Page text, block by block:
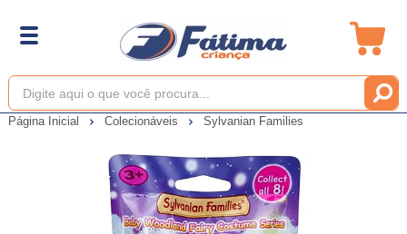
Página Inicial Colecionáveis Sylvanian Families